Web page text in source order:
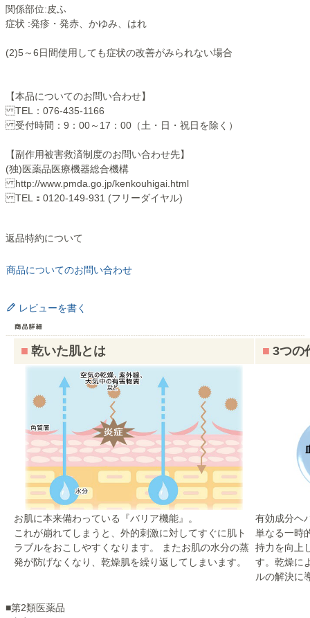
関係部位:皮ふ
症状 :発疹・発赤、かゆみ、はれ
(2)5～6日間使用しても症状の改善がみられない場合
【本品についてのお問い合わせ】
TEL：076-435-1166
受付時間：9：00～17：00（土・日・祝日を除く）
【副作用被害救済制度のお問い合わせ先】
(独)医薬品医療機器総合機構
http://www.pmda.go.jp/kenkouhigai.html
TEL：0120-149-931 (フリーダイヤル)
返品特約について
商品についてのお問い合わせ
レビューを書く
■ 乾いた肌とは ■ 3つの
お肌に本来備わっている『バリア機能』。
これが崩れてしまうと、外的刺激に対してすぐに肌ト
ラブルをおこしやすくなります。 またお肌の水分の蒸
発が防げなくなり、乾燥肌を繰り返してしまいます。
有効成分ヘ
単なる一時
持力を向上
す。乾燥に
ルの解決に
■第2類医薬品